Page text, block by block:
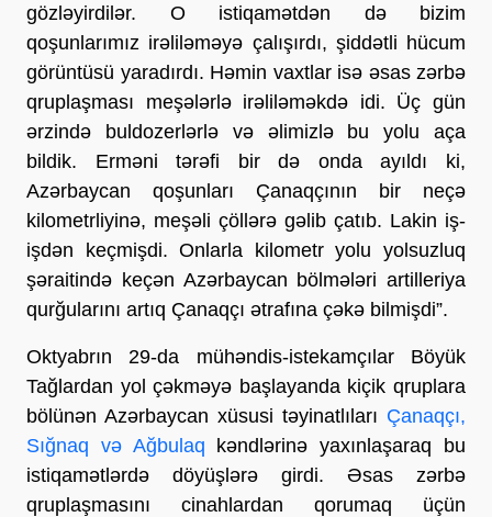
gözləyirdilər. O istiqamətdən də bizim
qoşunlarımız irəliləməyə çalışırdı, şiddətli hücum
görüntüsü yaradırdı. Həmin vaxtlar isə əsas zərbə
qruplaşması meşələrlə irəliləməkdə idi. Üç gün
ərzində buldozerlərlə və əlimizlə bu yolu aça
bildik. Erməni tərəfi bir də onda ayıldı ki,
Azərbaycan qoşunları Çanaqçının bir neçə
kilometrliyinə, meşəli çöllərə gəlib çatıb. Lakin iş-
işdən keçmişdi. Onlarla kilometr yolu yolsuzluq
şəraitində keçən Azərbaycan bölmələri artilleriya
qurğularını artıq Çanaqçı ətrafına çəkə bilmişdi”.
Oktyabrın 29-da mühəndis-istekamçılar Böyük
Tağlardan yol çəkməyə başlayanda kiçik qruplara
bölünən Azərbaycan xüsusi təyinatlıları Çanaqçı,
Sığnaq və Ağbulaq kəndlərinə yaxınlaşaraq bu
istiqamətlərdə döyüşlərə girdi. Əsas zərbə
qruplaşmasını cinahlardan qorumaq üçün